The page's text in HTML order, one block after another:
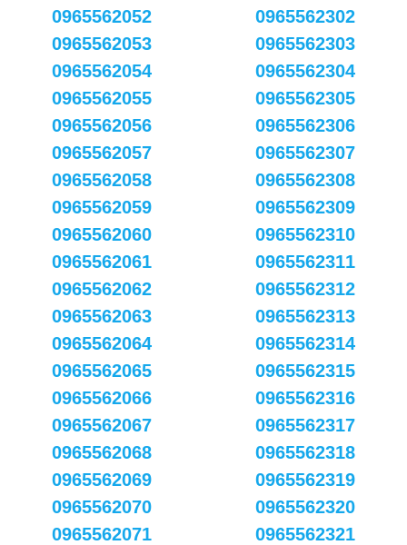
0965562052
0965562053
0965562054
0965562055
0965562056
0965562057
0965562058
0965562059
0965562060
0965562061
0965562062
0965562063
0965562064
0965562065
0965562066
0965562067
0965562068
0965562069
0965562070
0965562071
0965562302
0965562303
0965562304
0965562305
0965562306
0965562307
0965562308
0965562309
0965562310
0965562311
0965562312
0965562313
0965562314
0965562315
0965562316
0965562317
0965562318
0965562319
0965562320
0965562321